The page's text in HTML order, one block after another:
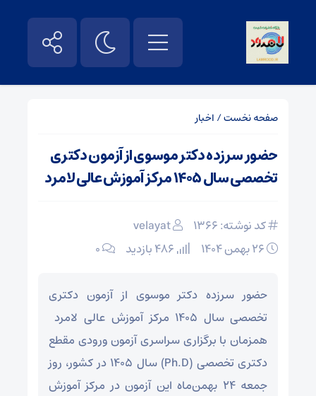
صفحه نخست/ اخبار
حضور سرزده دکتر موسوی از آزمون دکتری
تخصصی سال ۱۴۰۵ مرکز آموزش عالی لامرد
کد نوشته: 1366
velayat
۰
حضور سرزده دکتر موسوی از آزمون دکتری
تخصصی سال ۱۴۰۵ مرکز آموزش عالی لامرد ‌
همزمان با برگزاری سراسری آزمون ورودی مقطع
دکتری تخصصی (Ph.D) سال ۱۴۰۵ در کشور، روز
جمعه ۲۴ بهمن‌ماه این آزمون در مرکز آموزش